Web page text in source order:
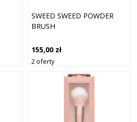
SWEED SWEED POWDER
BRUSH
155,00 zł
2 oferty